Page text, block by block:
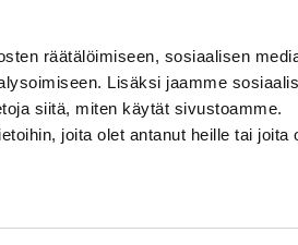
räätälöimiseen, sosiaalisen
Lisäksi jaamme
siitä, miten käytät sivustoamme.
joita olet antanut heille tai joita
asiakaslehdestämme löydät
uusimmat tiedot ja paljon
vinkkejä.